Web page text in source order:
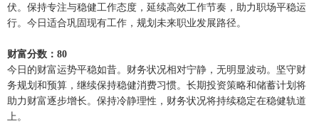
伏。保持专注与稳健工作态度，延续高效工作节奏，助力职场平稳运
行。今日适合巩固现有工作，规划未来职业发展路径。
财富分数：80
今日的财富运势平稳如昔。财务状况相对宁静，无明显波动。坚守财
务规划和预算，继续保持稳健消费习惯。长期投资策略和储蓄计划将
助力财富逐步增长。保持冷静理性，财务状况将持续稳定在稳健轨道
上。